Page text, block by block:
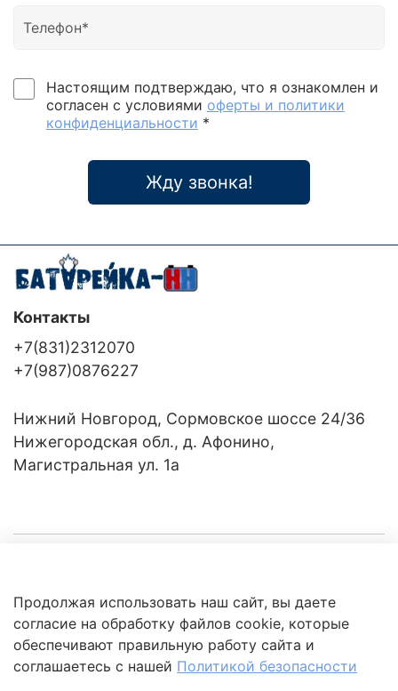
Настоящим подтверждаю, что я ознакомлен и
согласен с условиями оферты и политики
конфиденциальности *
Жду звонка!
Клиентам
Это интересно
Контакты
+7(831)2312070
+7(987)0876227
Нижний Новгород, Сормовское шоссе 24/36
Нижегородская обл., д. Афонино,
Магистральная ул. 1а
Продолжая использовать наш сайт, вы даете
согласие на обработку файлов cookie, которые
обеспечивают правильную работу сайта и
соглашаетесь с нашей Политикой безопасности
обработки